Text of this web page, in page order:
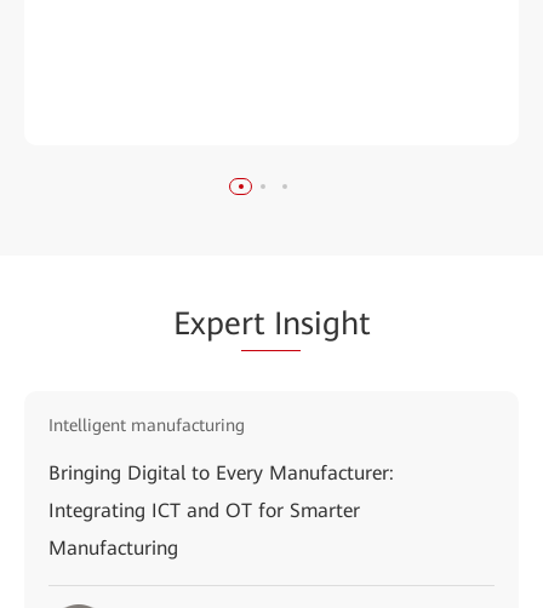
Expert Insight
Intelligent manufacturing
Bringing Digital to Every Manufacturer:
Integrating ICT and OT for Smarter
Manufacturing